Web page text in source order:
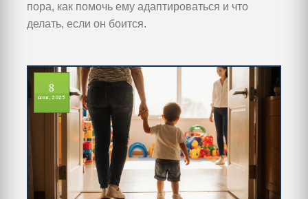
пора, как помочь ему адаптироваться и что
делать, если он боится.
8
ноя, 2025